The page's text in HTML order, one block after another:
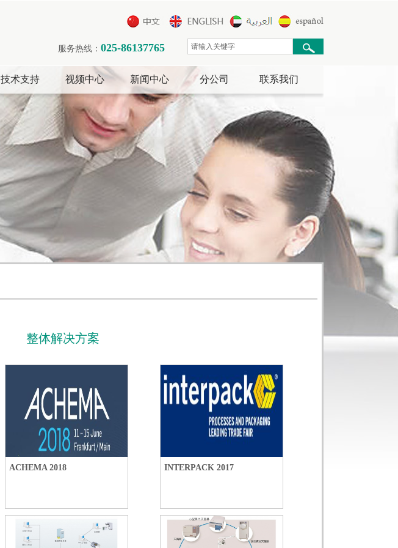
服务热线： 025-86137765
技术支持 视频中心 新闻中心 分公司 联系我们
整体解决方案
ACHEMA 2018 INTERPACK 2017